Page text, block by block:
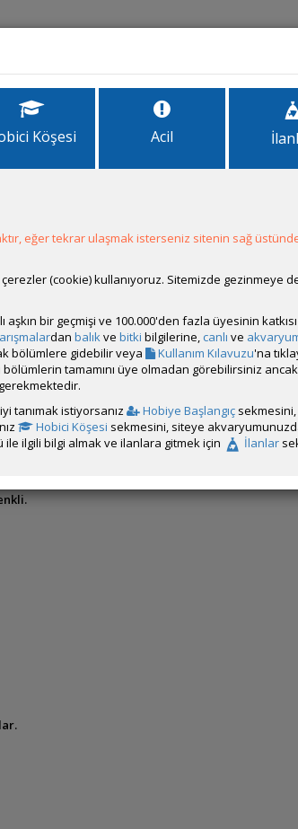
Forum
süredir merak ettiğim Killifish macerama
Köşesi Acil
eğer tekrar ulaşmak isterseniz sitenin sağ
çerezler (cookie) kullanıyoruz. Sitemizde gezinmeye
aşkın bir geçmişi ve 100.000'den fazla üyesinin
dan balıkve bitki bilgilerine, canlı ve
bölümlere gidebilir veya
Kullanım Kılavuzu'na
tamamını üye olmadan görebilirsiniz
gerekmektedir.
tanımak istiyorsanız
Hobiye Başlangıç
Hobici Köşesi sekmesini, siteye
ilgili bilgi almak ve ilanlara gitmek için İlanlar